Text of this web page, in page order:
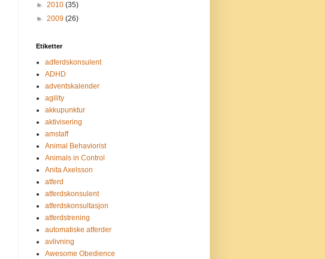
► 2010 (35)
► 2009 (26)
Etiketter
adferdskonsulent
ADHD
adventskalender
agility
akkupunktur
aktivisering
amstaff
Animal Behaviorist
Animals in Control
Anita Axelsson
atferd
atferdskonsulent
atferdskonsultasjon
atferdstrening
automatiske atferder
avlivning
Awesome Obedience